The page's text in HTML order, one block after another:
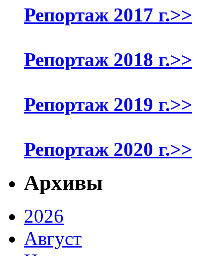
Репортаж 2017 г.>>
Репортаж 2018 г.>>
Репортаж 2019 г.>>
Репортаж 2020 г.>>
Архивы
2026
Август